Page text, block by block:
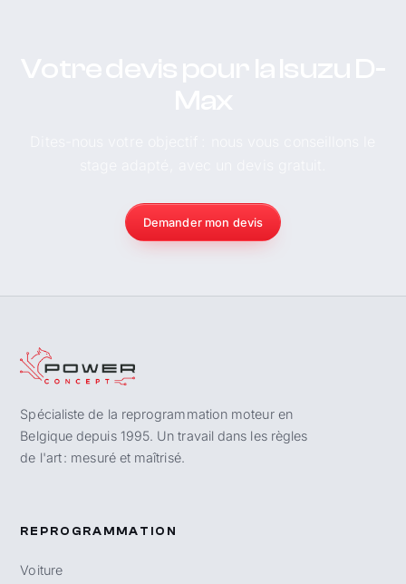
Demander mon devis
Spécialiste de la reprogrammation moteur en
Belgique depuis 1995. Un travail dans les règles
de l'art : mesuré et maîtrisé.
REPROGRAMMATION
Voiture